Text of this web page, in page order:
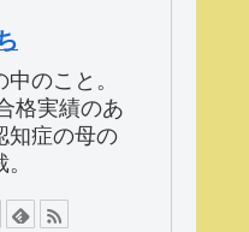
のこと。
格実績のあ
知症の母の